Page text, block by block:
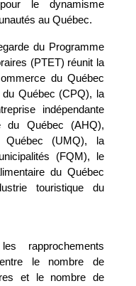
le dynamisme
au Québec.
du Programme
(PTET) réunit la
du Québec
Québec (CPQ), la
indépendante
du Québec (AHQ),
Québec (UMQ), la
(FQM), le
du Québec
touristique du
rapprochements
le nombre de
et le nombre de